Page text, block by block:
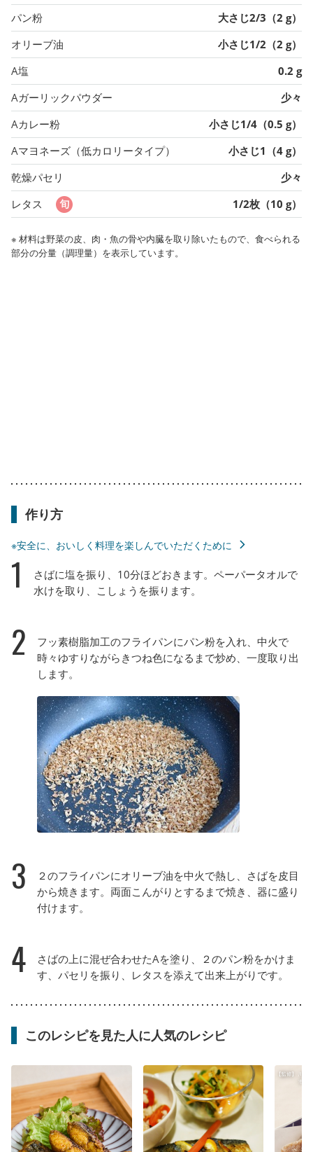
パン粉
大さじ2/3（2 g）
オリーブ油
小さじ1/2（2 g）
A塩
0.2 g
Aガーリックパウダー
少々
Aカレー粉
小さじ1/4（0.5 g）
Aマヨネーズ（低カロリータイプ）
小さじ1（4 g）
乾燥パセリ
少々
レタス
1/2枚（10 g）
※ 材料は野菜の皮、肉・魚の骨や内臓を取り除いたもので、食べられる
部分の分量（調理量）を表示しています。
作り方
※安全に、おいしく料理を楽しんでいただくために
1
さばに塩を振り、10分ほどおきます。ペーパータオルで
水けを取り、こしょうを振ります。
2
フッ素樹脂加工のフライパンにパン粉を入れ、中火で
時々ゆすりながらきつね色になるまで炒め、一度取り出
します。
3
２のフライパンにオリーブ油を中火で熱し、さばを皮目
から焼きます。両面こんがりとするまで焼き、器に盛り
付けます。
4
さばの上に混ぜ合わせたAを塗り、２のパン粉をかけま
す、パセリを振り、レタスを添えて出来上がりです。
このレシピを見た人に人気のレシピ